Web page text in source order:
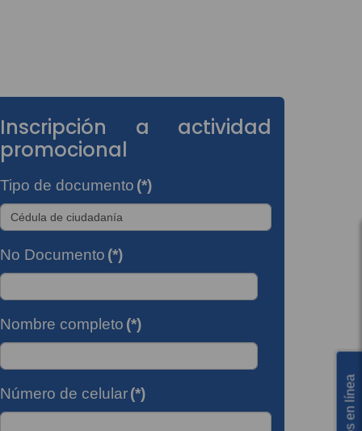
Inscripción a actividad
promocional
Tipo de documento (*)
No Documento (*)
Nombre completo (*)
Número de celular(*)